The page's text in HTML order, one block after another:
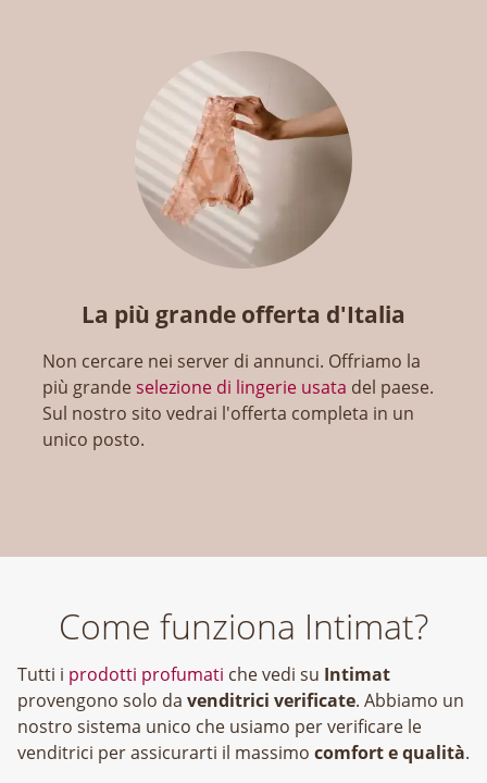
La più grande offerta d'Italia
Non cercare nei server di annunci. Offriamo la
più grandeselezione di lingerie usata del paese.
Sul nostro sito vedrai l'offerta completa in un
unico posto.
Come funziona Intimat?
Tutti i prodotti profumati che vedi su Intimat
provengono solo da venditrici verificate. Abbiamo un
nostro sistema unico che usiamo per verificare le
venditrici per assicurarti il massimo comfort e qualità.